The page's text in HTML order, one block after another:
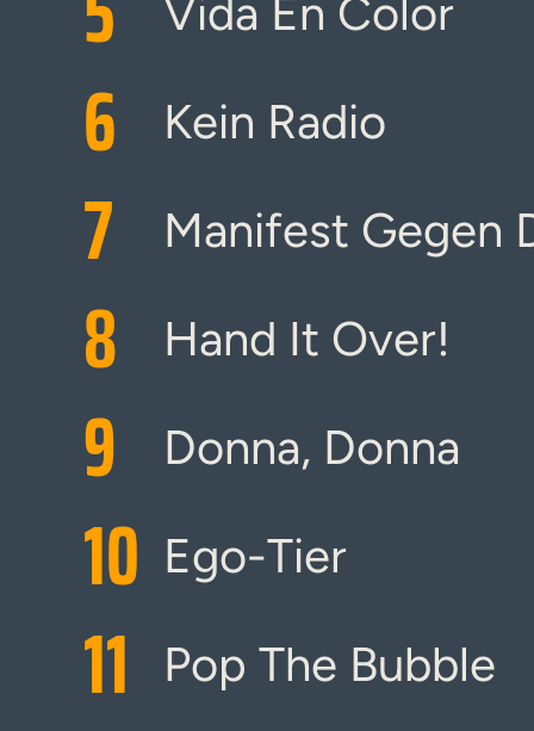
Vida En Color
6 Kein Radio
7 Manifest Gegen
8 Hand It Over!
9 Donna, Donna
10 Ego-Tier
11 Pop The Bubble